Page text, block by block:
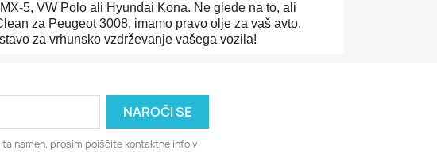
5, VW Polo ali Hyundai Kona. Ne glede na to, ali
za Peugeot 3008, imamo pravo olje za vaš avto.
za vrhunsko vzdrževanje vašega vozila!
namen, prosim poiščite kontaktne info v